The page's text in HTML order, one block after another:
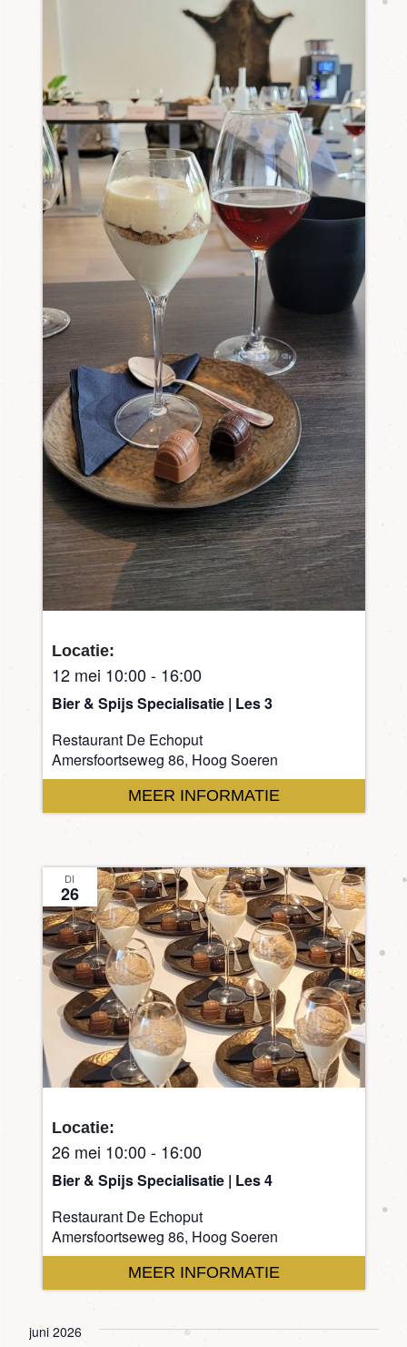
12 mei 10:00 - 16:00
Bier & Spijs Specialisatie | Les 3
Locatie:
Restaurant De Echoput
Amersfoortseweg 86, Hoog Soeren
MEER INFORMATIE
DI
26
26 mei 10:00 - 16:00
Bier & Spijs Specialisatie | Les 4
Locatie:
Restaurant De Echoput
Amersfoortseweg 86, Hoog Soeren
MEER INFORMATIE
juni 2026